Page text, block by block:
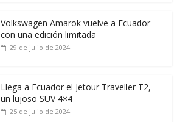
Volkswagen Amarok vuelve a Ecuador
con una edición limitada
29 de julio de 2024
Llega a Ecuador el Jetour Traveller T2,
un lujoso SUV 4×4
25 de julio de 2024